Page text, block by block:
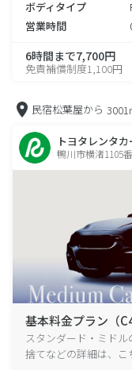
ボディタイプ
営業時間
6時間まで7,700円
免責補償制度1,100円
民宿松葉屋から
トヨタレンタ
鴨川市横渚1105
基本料金プラン（C4
スタンダード・ミド
捨てなどの詳細は、こ